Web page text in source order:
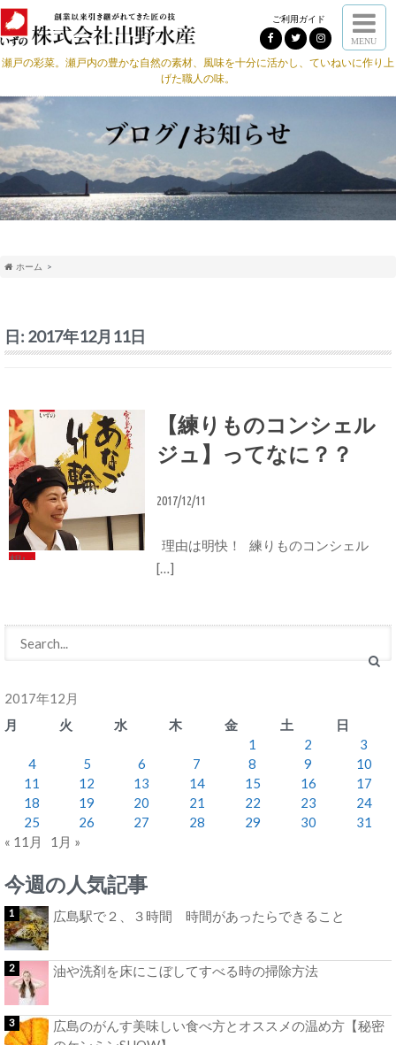
ご利用ガイド
MENU
瀬戸の彩菜。瀬戸内の豊かな自然の素材、風味を十分に活かし、ていねいに作り上
げた職人の味。
ホーム
日: 2017年12月11日
想い
【練りものコンシェル
ジュ】ってなに？？
2017/12/11
理由は明快！ 練りものコンシェル
[…]
2017年12月
月
火 水 木 金 土
日
1
2
3
4
5 6 7 8 9
10
11
12 13 14 15 16
17
18
19 20 21 22 23
24
25
26 27 28 29 30
31
« 11月
1月 »
今週の人気記事
広島駅で２、３時間 時間があったらできること
油や洗剤を床にこぼしてすべる時の掃除方法
広島のがんす美味しい食べ方とオススメの温め方【秘密